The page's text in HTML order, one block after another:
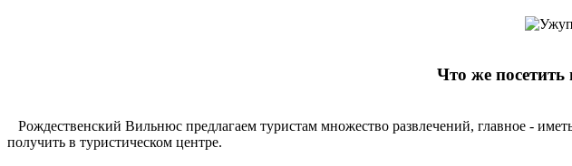
Что же
Рождественский Вильнюс предлагаем туристам множество развлечений, главное -
получить в туристическом центре.